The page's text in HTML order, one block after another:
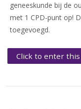
geneeskunde bij de
met 1 CPD-punt op!
toegevoegd.
Click to enter